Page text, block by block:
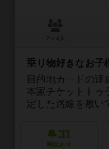
乗り物好きなお子
目的地カードの達
本家チケットトゥ
定した路線を敷い
31
興味あり